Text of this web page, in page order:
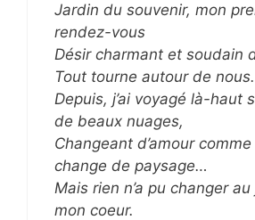
Jardin du souvenir, mon
rendez-vous
Désir charmant et soudain
Tout tourne autour de nous.
Depuis, j’ai voyagé là-haut
de beaux nuages,
Changeant d’amour comme
change de paysage…
Mais rien n’a pu changer
mon coeur.